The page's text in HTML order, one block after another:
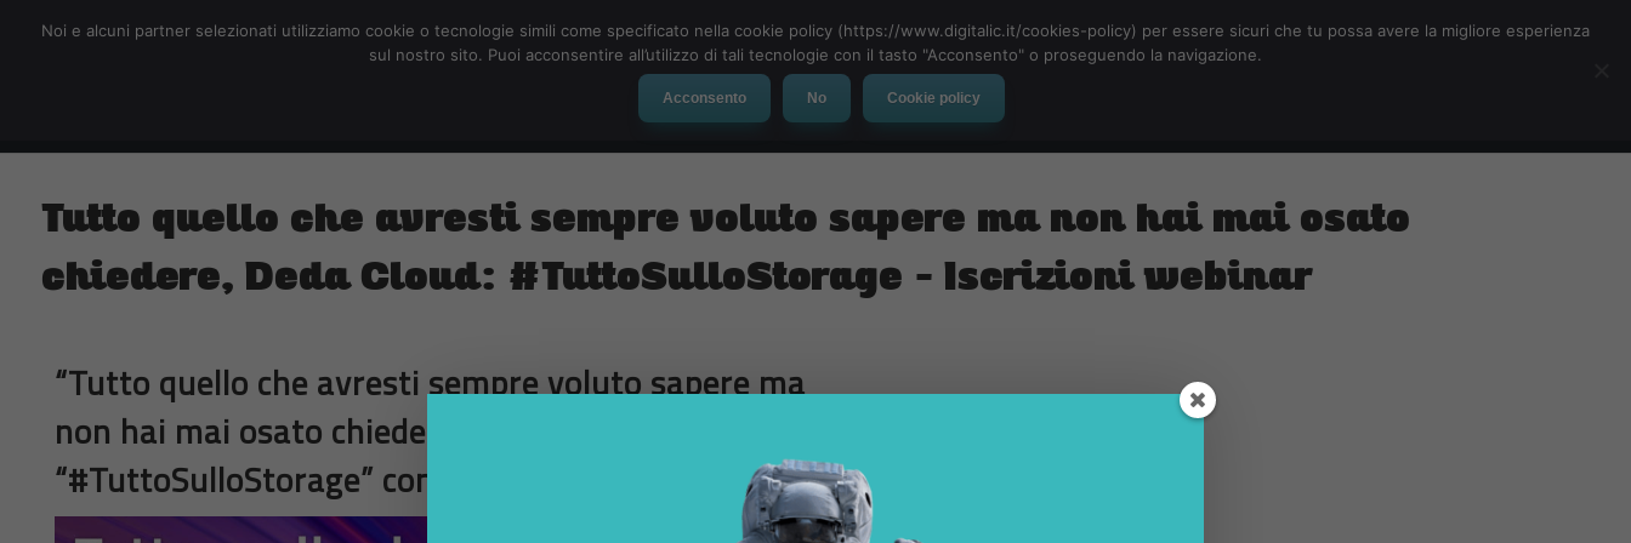
Social Network App Automotive Tech-News
Tutto quello che avresti sempre voluto sapere ma non hai mai osato
chiedere, Deda Cloud: #TuttoSulloStorage – Iscrizioni webinar
“Tutto quello che avresti sempre voluto sapere ma
non hai mai osato chiedere”.
“#TuttoSulloStorage” con
Noi e alcuni partner selezionati utilizziamo cookie o tecnologie simili come specificato nella cookie policy (https://www.digitalic.it/cookies-policy) per essere sicuri che tu possa avere la migliore esperienza
sul nostro sito. Puoi acconsentire all’utilizzo di tali tecnologie con il tasto "Acconsento" o proseguendo la navigazione.
Acconsento No Cookie policy